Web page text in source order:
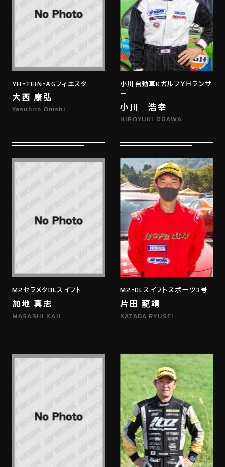
YH・TEIN・AGフィエスタ
大西 康弘
Yasuhiro Onishi
小川自動車KガルフＹＨランサ
ー
小川 浩幸
HIROYUKI OGAWA
M2セラメタDLスイフト
加地 真志
MASASHI KAJI
M2・DLスイフトスポーツ3号
片田 龍靖
KATADA RYUSEI